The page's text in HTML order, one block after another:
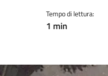
Tempo di lettura:
1 min